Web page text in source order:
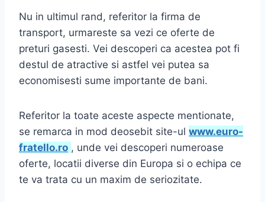
Nu in ultimul rand, referitor la firma de
transport, urmareste sa vezi ce oferte de
preturi gasesti. Vei descoperi ca acestea pot fi
destul de atractive si astfel vei putea sa
economisesti sume importante de bani.
Referitor la toate aceste aspecte mentionate,
se remarca in mod deosebit site-ul www.euro-
fratello.ro , unde vei descoperi numeroase
oferte, locatii diverse din Europa si o echipa ce
te va trata cu un maxim de seriozitate.